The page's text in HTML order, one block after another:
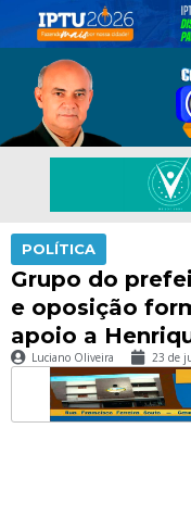
POLÍTICA
Grupo do
e oposição
apoio a
Luciano Oliveira 23 de